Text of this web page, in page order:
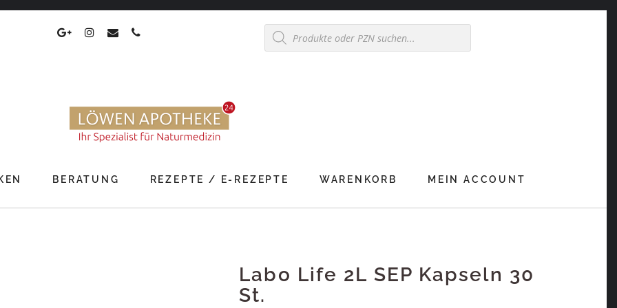
Products
search
BERATUNG REZEPTE / E-REZEPTE WARENKORB MEIN ACCOUNT
Labo Life 2L SEP Kapseln 30
St.